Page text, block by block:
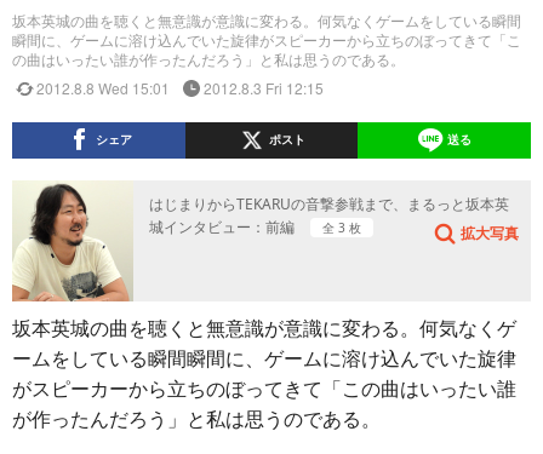
坂本英城の曲を聴くと無意識が意識に変わる。何気なくゲームをしている瞬間
瞬間に、ゲームに溶け込んでいた旋律がスピーカーから立ちのぼってきて「こ
の曲はいったい誰が作ったんだろう」と私は思うのである。
2012.8.8 Wed 15:01 2012.8.3 Fri 12:15
シェア ポスト 送る
はじまりからTEKARUの音撃参戦まで、まるっと坂本英
城インタビュー：前編
全 3 枚 拡大写真
坂本英城の曲を聴くと無意識が意識に変わる。何気なくゲ
ームをしている瞬間瞬間に、ゲームに溶け込んでいた旋律
がスピーカーから立ちのぼってきて「この曲はいったい誰
が作ったんだろう」と私は思うのである。